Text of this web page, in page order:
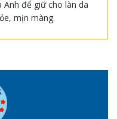
để giữ cho làn da
mịn màng.